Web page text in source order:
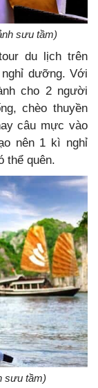
sưu tầm)
du lịch trên
dưỡng. Với
cho 2 người
chèo thuyền
câu mực vào
nên 1 kì nghỉ
thể quên.
sưu tầm)